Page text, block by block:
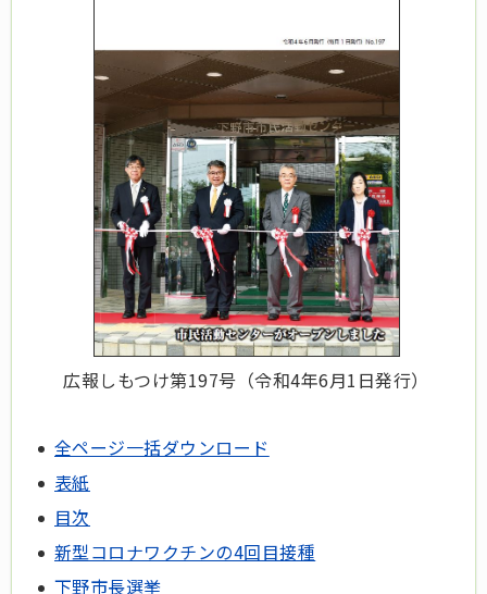
広報しもつけ第197号（令和4年6月1日発行）
全ページ一括ダウンロード
表紙
目次
新型コロナワクチンの4回目接種
下野市長選挙